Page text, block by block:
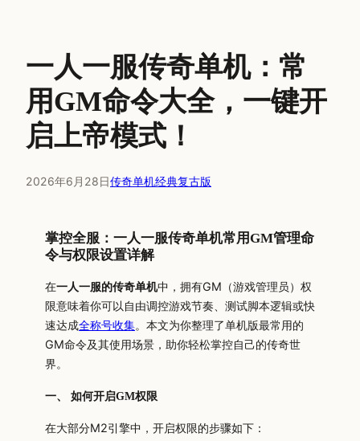
一人一服传奇单机：常
用GM命令大全，一键开
启上帝模式！
2026年6月28日传奇单机经典复古版
掌控全服：一人一服传奇单机常用GM管理命
令与权限设置详解
在一人一服的传奇单机中，拥有GM（游戏管理员）权
限意味着你可以自由调控游戏节奏、测试脚本逻辑或快
速达成全称号收集。本文为你整理了单机版最常用的
GM命令及其使用场景，助你轻松掌控自己的传奇世
界。
一、 如何开启GM权限
在大部分M2引擎中，开启权限的步骤如下：